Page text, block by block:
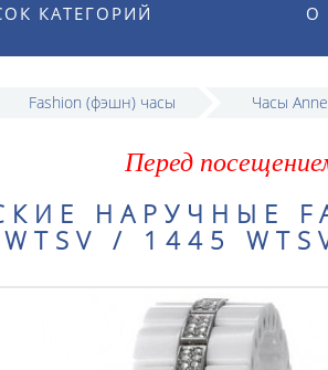
КАТЕГОРИЙ О
Fashion (фэшн) часы Часы
Перед
НАРУЧНЫЕ
/ 1445